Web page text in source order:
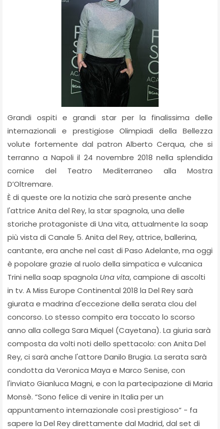
Grandi ospiti e grandi star per la finalissima delle
internazionali e prestigiose Olimpiadi della Bellezza
volute fortemente dal patron Alberto Cerqua, che si
terranno a Napoli il 24 novembre 2018 nella splendida
cornice del Teatro Mediterraneo alla Mostra
D’Oltremare.
È di queste ore la notizia che sarà presente anche
l'attrice Anita del Rey, la star spagnola, una delle
storiche protagoniste di Una vita, attualmente la soap
più vista di Canale 5. Anita del Rey, attrice, ballerina,
cantante, era anche nel cast di Paso Adelante, ma oggi
è popolare grazie al ruolo della simpatica e vulcanica
Trini nella soap spagnola Una vita, campione di ascolti
in tv. A Miss Europe Continental 2018 la Del Rey sarà
giurata e madrina d'eccezione della serata clou del
concorso. Lo stesso compito era toccato lo scorso
anno alla collega Sara Miquel (Cayetana). La giuria sarà
composta da volti noti dello spettacolo: con Anita Del
Rey, ci sarà anche l'attore Danilo Brugia. La serata sarà
condotta da Veronica Maya e Marco Senise, con
l'inviato Gianluca Magni, e con la partecipazione di Maria
Monsè. “Sono felice di venire in Italia per un
appuntamento internazionale così prestigioso” - fa
sapere la Del Rey direttamente dal Madrid, dal set di